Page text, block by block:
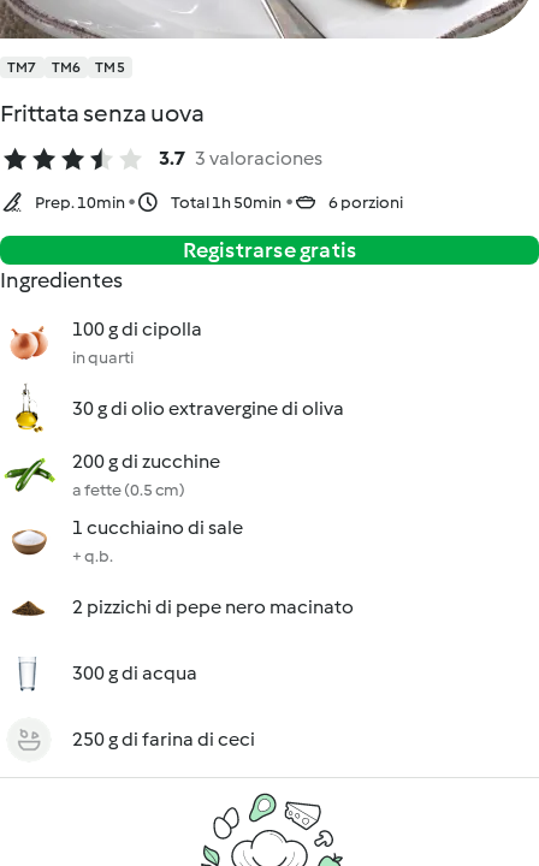
TM7 TM6 TM5
Frittata senza uova
3.7 3 valoraciones
Prep. 10min Total 1h 50min 6 porzioni
Registrarse gratis
Ingredientes
100 g di cipolla
in quarti
30 g di olio extravergine di oliva
200 g di zucchine
a fette (0.5 cm)
1 cucchiaino di sale
+ q.b.
2 pizzichi di pepe nero macinato
300 g di acqua
250 g di farina di ceci